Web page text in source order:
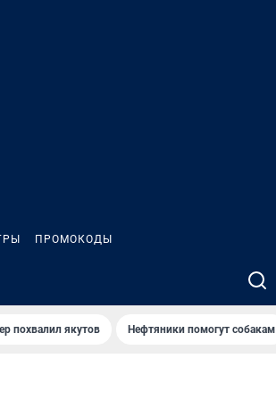
ПРОМОКОДЫ
похвалил якутов Нефтяники помогут собакам